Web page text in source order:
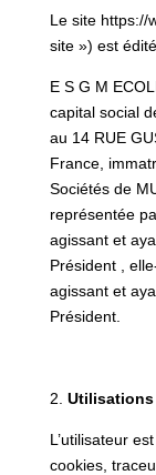
Le site https://
site ») est
E S G M
capital social
au 14 RUE
France,
Sociétés de
représentée
agissant et
Président ,
agissant et
Président.
2.
L’utilisateur
cookies,